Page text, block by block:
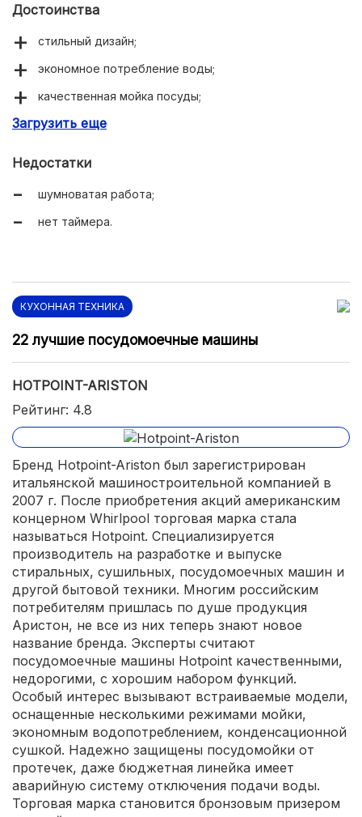
Достоинства
стильный дизайн;
экономное потребление воды;
качественная мойка посуды;
понятный интерфейс.
Загрузить еще
Недостатки
шумноватая работа;
нет таймера.
КУХОННАЯ ТЕХНИКА
22 лучшие посудомоечные машины
HOTPOINT-ARISTON
Рейтинг: 4.8
Бренд Hotpoint-Ariston был зарегистрирован
итальянской машиностроительной компанией в
2007 г. После приобретения акций американским
концерном Whirlpool торговая марка стала
называться Hotpoint. Специализируется
производитель на разработке и выпуске
стиральных, сушильных, посудомоечных машин и
другой бытовой техники. Многим российским
потребителям пришлась по душе продукция
Аристон, не все из них теперь знают новое
название бренда. Эксперты считают
посудомоечные машины Hotpoint качественными,
недорогими, с хорошим набором функций.
Особый интерес вызывают встраиваемые модели,
оснащенные несколькими режимами мойки,
экономным водопотреблением, конденсационной
сушкой. Надежно защищены посудомойки от
протечек, даже бюджетная линейка имеет
аварийную систему отключения подачи воды.
Торговая марка становится бронзовым призером